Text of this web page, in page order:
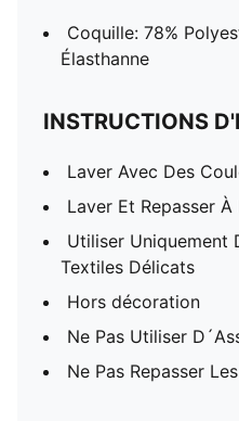
Coquille: 78%
Élasthanne
INSTRUCTIONS
Laver Avec Des
Laver Et Repasser À
Utiliser Uniquement
Textiles Délicats
Hors décoration
Ne Pas Utiliser
Ne Pas Repasser